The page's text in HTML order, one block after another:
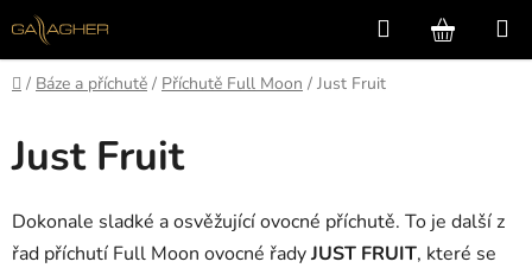
Přejít
na
obsah
Hledat
KOŠÍK
Domů
/ Báze a příchutě / Příchutě Full Moon / Just Fruit
Just Fruit
Dokonale sladké a osvěžující ovocné příchutě. To je další z
řad příchutí Full Moon ovocné řadyJUST FRUIT, které se